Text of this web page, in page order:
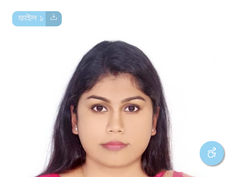
ফাইল ১